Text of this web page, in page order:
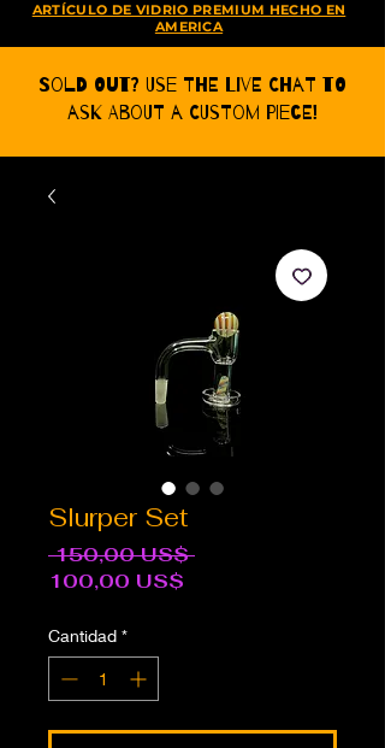
ARTÍCULO DE VIDRIO PREMIUM HECHO EN
AMERICA
Sold Out? Use the Live CHat to
ask about a Custom Piece!
Slurper Set
150,00 US$ Precio
100,00 US$
Cantidad *